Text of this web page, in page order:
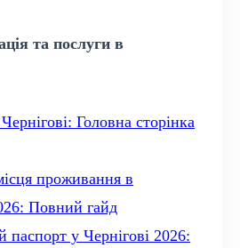
та послуги в
Головна сторінка
проживання в
Повний гайд
паспорт у Чернігові 2026: